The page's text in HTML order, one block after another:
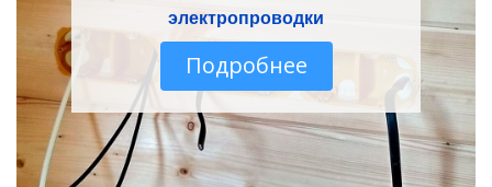
электропроводки
Подробнее